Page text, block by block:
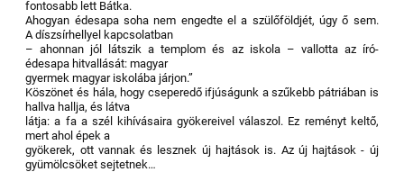
fontosabb lett Bátka.
Ahogyan édesapa soha nem engedte el a szülőföldjét, úgy ő sem.
A díszsírhellyel kapcsolatban
– ahonnan jól látszik a templom és az iskola – vallotta az író-
édesapa hitvallását: magyar
gyermek magyar iskolába járjon.”
Köszönet és hála, hogy cseperedő ifjúságunk a szűkebb pátriában is
hallva hallja, és látva
látja: a fa a szél kihívásaira gyökereivel válaszol. Ez reményt keltő,
mert ahol épek a
gyökerek, ott vannak és lesznek új hajtások is. Az új hajtások - új
gyümölcsöket sejtetnek…